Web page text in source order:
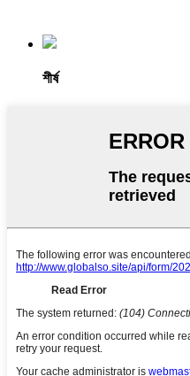
শীর্ষ